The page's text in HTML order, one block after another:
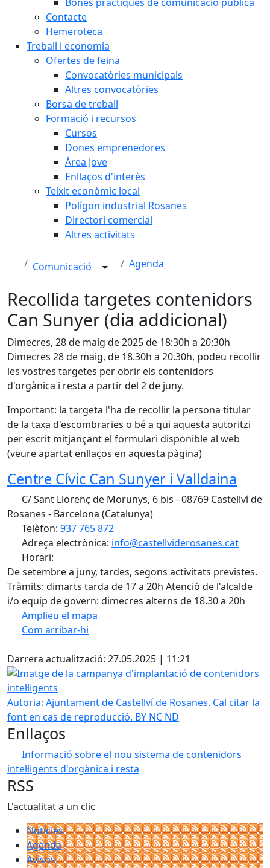
Contacte
Hemeroteca
Treball i economia
Ofertes de feina
Convocatòries municipals
Altres convocatòries
Borsa de treball
Formació i recursos
Cursos
Dones emprenedores
Àrea Jove
Enllaços d'interès
Teixit econòmic local
Polígon industrial Rosanes
Directori comercial
Altres activitats
Comunicació Agenda
Recollida targetes contenidors
Can Sunyer (dia addicional)
Dimecres, 28 de maig de 2025 de 18:30h a 20:30h
Dimecres 28 de maig, de 18.30h a 20.30h, podeu recollir
les vostres targetes per obrir els contenidors
d'orgànica i resta a partir del 2 de juny.
Important: la targeta l'ha de recollir la persona titular
de la taxa d'escombraries o bé a qui aquesta autoritzi
per escrit mitjançant el formulari disponible al web
(veure apartat enllaços en aquesta pàgina)
Centre Cívic Can Sunyer i Valldaina
C/ Sant Llorenç de Morunys, 6 bis - 08769 Castellví de
Rosanes - Barcelona (Catalunya)
Telèfon: 937 765 872
Adreça electrònica: info@castellviderosanes.cat
Horari:
De setembre a juny, tardes, segons activitats previstes.
Tràmits: dimarts tarda de 17 a 20h Atenció de l'alcalde
i/o equip de govern: dimecres alterns de 18.30 a 20h
Amplieu el mapa
Com arribar-hi
+
−
Darrera actualització: 27.05.2025 | 11:21
Imatge de la campanya d'implantació de contenidors
Autoria: Ajuntament de Castellví de Rosanes. Cal citar la
font en cas de reproducció. BY NC ND
Enllaços
Informació sobre el nou sistema de contenidors
intel·ligents d'orgànica i resta
RSS
L'actualitat a un clic
Notícies
Agenda
Avisos